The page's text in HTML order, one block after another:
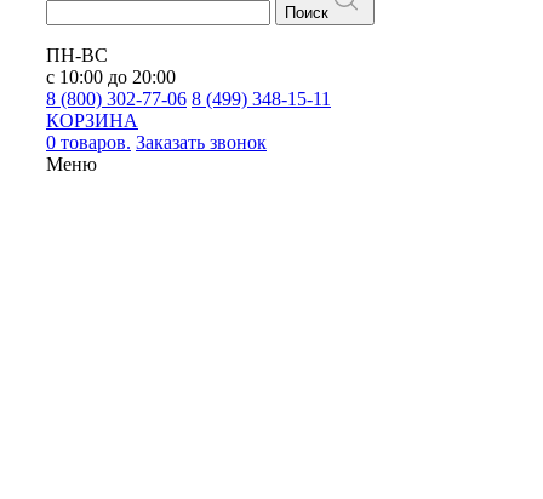
Поиск
ПН-ВС
с 10:00 до 20:00
8 (800) 302-77-06 8 (499) 348-15-11
КОРЗИНА
0 товаров. Заказать звонок
Меню